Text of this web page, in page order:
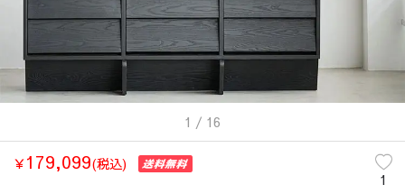
1 / 16
￥179,099(税込)
1